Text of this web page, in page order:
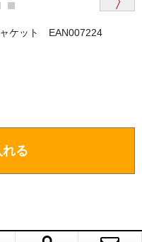
済確認後、２～４
かり、納期が遅れる
？
ため、仕入先へ発
女性）
に書かれていたこ
メールを何度か頂
ました」
ケット EAN007224
る